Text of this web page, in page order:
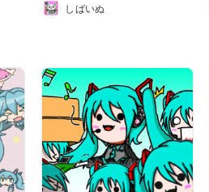
しばいぬ